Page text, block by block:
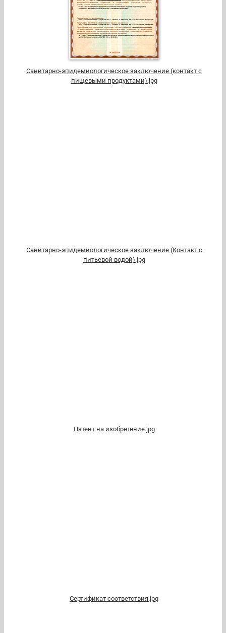
Санитарно-эпидемиологическое заключение (контакт с
пищевыми продуктами).jpg
Санитарно-эпидемиологическое заключение (Контакт с
питьевой водой).jpg
Патент на изобретение.jpg
Сертификат соответствия.jpg